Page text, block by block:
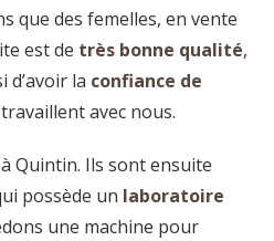
que des femelles, en vente
est de très bonne qualité,
d’avoir la confiance de
avec nous.
Quintin. Ils sont ensuite
possède un laboratoire
une machine pour